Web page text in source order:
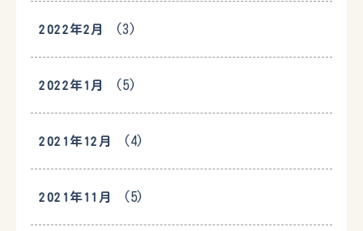
2022年2月 (3)
2022年1月 (5)
2021年12月 (4)
2021年11月 (5)